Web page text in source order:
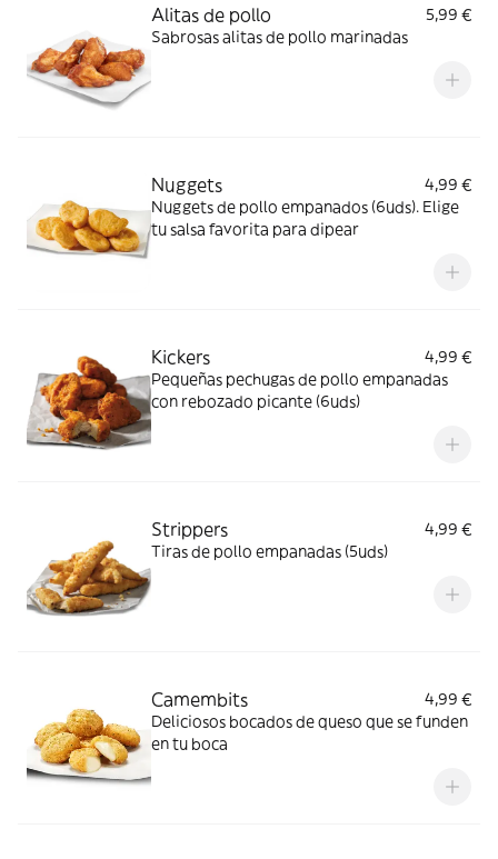
Alitas de pollo
5,99 €
Sabrosas alitas de pollo marinadas
Nuggets
4,99 €
Nuggets de pollo empanados (6uds). Elige
tu salsa favorita para dipear
Kickers
4,99 €
Pequeñas pechugas de pollo empanadas
con rebozado picante (6uds)
Strippers
4,99 €
Tiras de pollo empanadas (5uds)
Camembits
4,99 €
Deliciosos bocados de queso que se funden
en tu boca